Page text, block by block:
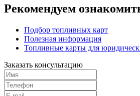
Рекомендуем
Подбор топливных карт
Полезная информация
Топливные карты для
Заказать консультацию